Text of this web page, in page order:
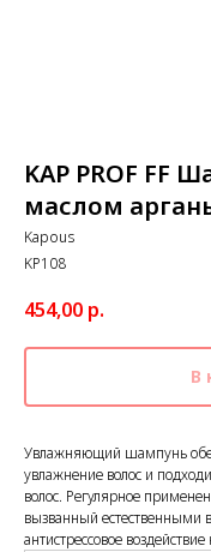
KAP PROF FF
маслом
Kapous
KP108
454,00 р.
В
Увлажняющий шампунь
увлажнение волос и
волос. Регулярное
вызванный естественными
антистрессовое